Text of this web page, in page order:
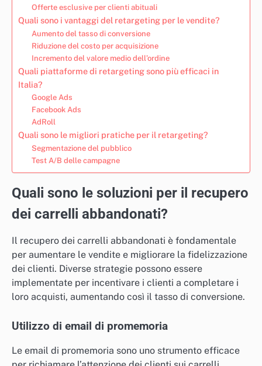
Offerte esclusive per clienti abituali
Quali sono i vantaggi del retargeting per le vendite?
Aumento del tasso di conversione
Riduzione del costo per acquisizione
Incremento del valore medio dell’ordine
Quali piattaforme di retargeting sono più efficaci in
Italia?
Google Ads
Facebook Ads
AdRoll
Quali sono le migliori pratiche per il retargeting?
Segmentazione del pubblico
Test A/B delle campagne
Quali sono le soluzioni per il recupero
dei carrelli abbandonati?
Il recupero dei carrelli abbandonati è fondamentale
per aumentare le vendite e migliorare la fidelizzazione
dei clienti. Diverse strategie possono essere
implementate per incentivare i clienti a completare i
loro acquisti, aumentando così il tasso di conversione.
Utilizzo di email di promemoria
Le email di promemoria sono uno strumento efficace